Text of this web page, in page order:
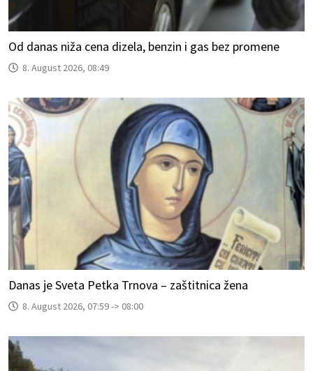
Od danas niža cena dizela, benzin i gas bez promene
8. August 2026, 08:49
Danas je Sveta Petka Trnova – zaštitnica žena
8. August 2026, 07:59 -> 08:00